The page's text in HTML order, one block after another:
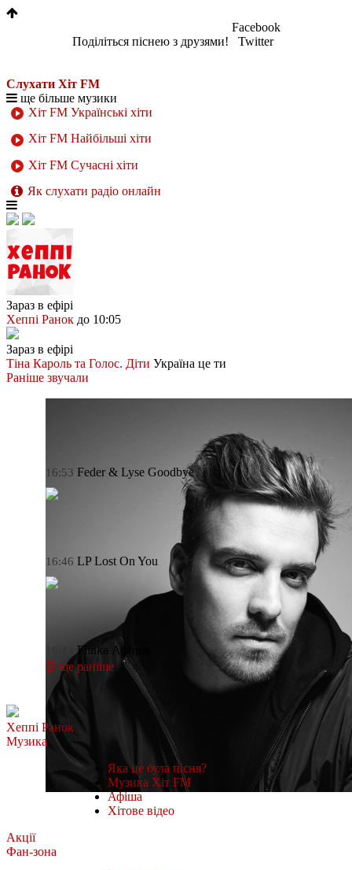
Поділіться піснею з друзями!
Facebook
Twitter
Слухати Хіт FM
ще більше музики
Хіт FM Українські хіти
Хіт FM Найбільші хіти
Хіт FM Сучасні хіти
Як слухати радіо онлайн
Зараз в ефірі
Хеппі Ранок до 10:05
Зараз в ефірі
Тіна Кароль та Голос. Діти Україна це ти
Раніше звучали
16:53 Feder & Lyse Goodbye
16:46 LP Lost On You
Fiїnka Афини
⌚ ще раніше
Хеппі Ранок
Музика
Яка це була пісня?
Музика Хіт FM
Афіша
Хітове відео
Акції
Фан-зона